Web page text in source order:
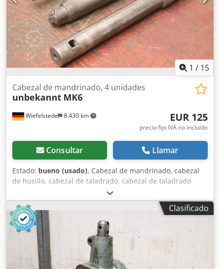
1 / 15
Wiefelstede 8.430 km
Cabezal de mandrinado, 4 unidades
unbekannt MK6
EUR 125
precio fijo IVA no incluído
Consultar Llamar
Estado: bueno (usado), Cabezal de mandrinado, cabezal
de husillo, cabezal de taladrado, cabezal de taladrado
para ranurado, cabezal de ranurado, cabezal de taladrado
de husillo, cabezal de mandrinado, herramienta de
husillo, cabezal de planeado y mandrinado - Cabezal de
mandrinado: Conexión MK6, 4 unidades Dwodpfx Ajxc Uz
Solgoa - Portaherramientas: 16x16 mm / 11x11 mm,
dimensiones según fotos - Entrega/precio: completo -
Dimensiones de transporte: 570/270/Alto 65 mm - Peso
total: 28,2 kg
Clasificado